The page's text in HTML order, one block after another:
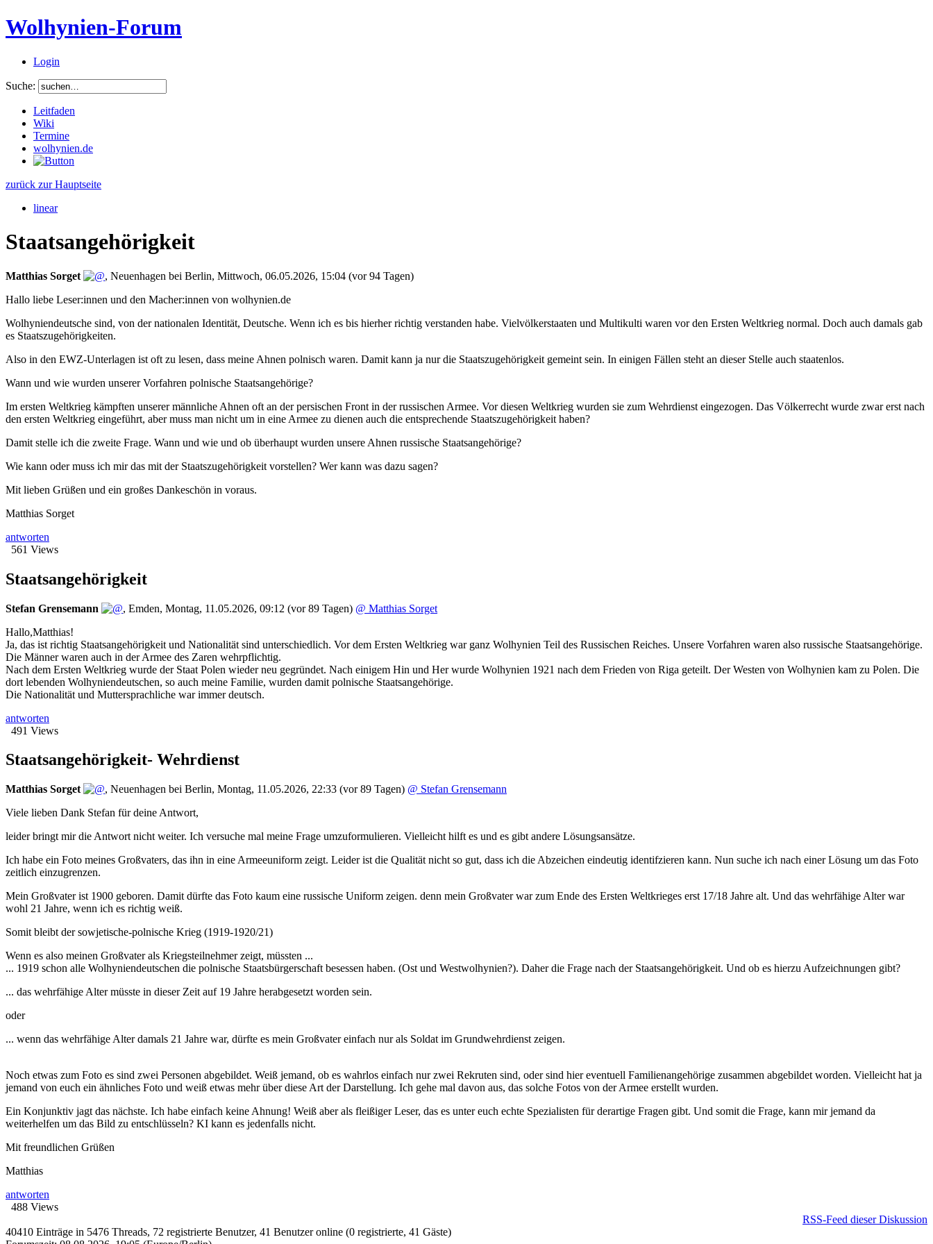
Wolhynien-Forum
Login
Suche:
Leitfaden
Wiki
Termine
wolhynien.de
zurück zur Hauptseite
linear
Staatsangehörigkeit
Matthias Sorget , Neuenhagen bei Berlin, Mittwoch, 06.05.2026, 15:04 (vor 94 Tagen)
Hallo liebe Leser:innen und den Macher:innen von wolhynien.de
Wolhyniendeutsche sind, von der nationalen Identität, Deutsche. Wenn ich es bis hierher richtig verstanden habe. Vielvölkerstaaten und Multikulti waren vor den Ersten Weltkrieg normal. Doch auch damals gab
es Staatszugehörigkeiten.
Also in den EWZ-Unterlagen ist oft zu lesen, dass meine Ahnen polnisch waren. Damit kann ja nur die Staatszugehörigkeit gemeint sein. In einigen Fällen steht an dieser Stelle auch staatenlos.
Wann und wie wurden unserer Vorfahren polnische Staatsangehörige?
Im ersten Weltkrieg kämpften unserer männliche Ahnen oft an der persischen Front in der russischen Armee. Vor diesen Weltkrieg wurden sie zum Wehrdienst eingezogen. Das Völkerrecht wurde zwar erst nach
den ersten Weltkrieg eingeführt, aber muss man nicht um in eine Armee zu dienen auch die entsprechende Staatszugehörigkeit haben?
Damit stelle ich die zweite Frage. Wann und wie und ob überhaupt wurden unsere Ahnen russische Staatsangehörige?
Wie kann oder muss ich mir das mit der Staatszugehörigkeit vorstellen? Wer kann was dazu sagen?
Mit lieben Grüßen und ein großes Dankeschön in voraus.
Matthias Sorget
antworten
561 Views
Staatsangehörigkeit
Stefan Grensemann , Emden, Montag, 11.05.2026, 09:12 (vor 89 Tagen) @ Matthias Sorget
Hallo,Matthias!
Ja, das ist richtig Staatsangehörigkeit und Nationalität sind unterschiedlich. Vor dem Ersten Weltkrieg war ganz Wolhynien Teil des Russischen Reiches. Unsere Vorfahren waren also russische Staatsangehörige.
Die Männer waren auch in der Armee des Zaren wehrpflichtig.
Nach dem Ersten Weltkrieg wurde der Staat Polen wieder neu gegründet. Nach einigem Hin und Her wurde Wolhynien 1921 nach dem Frieden von Riga geteilt. Der Westen von Wolhynien kam zu Polen. Die
dort lebenden Wolhyniendeutschen, so auch meine Familie, wurden damit polnische Staatsangehörige.
Die Nationalität und Muttersprachliche war immer deutsch.
antworten
491 Views
Staatsangehörigkeit- Wehrdienst
Matthias Sorget , Neuenhagen bei Berlin, Montag, 11.05.2026, 22:33 (vor 89 Tagen) @ Stefan Grensemann
Viele lieben Dank Stefan für deine Antwort,
leider bringt mir die Antwort nicht weiter. Ich versuche mal meine Frage umzuformulieren. Vielleicht hilft es und es gibt andere Lösungsansätze.
Ich habe ein Foto meines Großvaters, das ihn in eine Armeeuniform zeigt. Leider ist die Qualität nicht so gut, dass ich die Abzeichen eindeutig identifzieren kann. Nun suche ich nach einer Lösung um das Foto
zeitlich einzugrenzen.
Mein Großvater ist 1900 geboren. Damit dürfte das Foto kaum eine russische Uniform zeigen. denn mein Großvater war zum Ende des Ersten Weltkrieges erst 17/18 Jahre alt. Und das wehrfähige Alter war
wohl 21 Jahre, wenn ich es richtig weiß.
Somit bleibt der sowjetische-polnische Krieg (1919-1920/21)
Wenn es also meinen Großvater als Kriegsteilnehmer zeigt, müssten ...
... 1919 schon alle Wolhyniendeutschen die polnische Staatsbürgerschaft besessen haben. (Ost und Westwolhynien?). Daher die Frage nach der Staatsangehörigkeit. Und ob es hierzu Aufzeichnungen gibt?
... das wehrfähige Alter müsste in dieser Zeit auf 19 Jahre herabgesetzt worden sein.
oder
... wenn das wehrfähige Alter damals 21 Jahre war, dürfte es mein Großvater einfach nur als Soldat im Grundwehrdienst zeigen.
Noch etwas zum Foto es sind zwei Personen abgebildet. Weiß jemand, ob es wahrlos einfach nur zwei Rekruten sind, oder sind hier eventuell Familienangehörige zusammen abgebildet worden. Vielleicht hat ja
jemand von euch ein ähnliches Foto und weiß etwas mehr über diese Art der Darstellung. Ich gehe mal davon aus, das solche Fotos von der Armee erstellt wurden.
Ein Konjunktiv jagt das nächste. Ich habe einfach keine Ahnung! Weiß aber als fleißiger Leser, das es unter euch echte Spezialisten für derartige Fragen gibt. Und somit die Frage, kann mir jemand da
weiterhelfen um das Bild zu entschlüsseln? KI kann es jedenfalls nicht.
Mit freundlichen Grüßen
Matthias
antworten
488 Views
RSS-Feed dieser Diskussion
40410 Einträge in 5476 Threads, 72 registrierte Benutzer, 41 Benutzer online (0 registrierte, 41 Gäste)